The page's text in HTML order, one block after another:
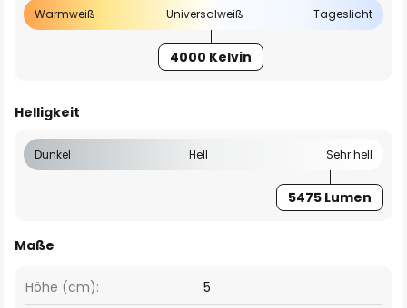
Warmweiß Universalweiß Tageslicht
4000 Kelvin
Helligkeit
Dunkel Hell Sehr hell
5475 Lumen
Maße
Höhe (cm):
5